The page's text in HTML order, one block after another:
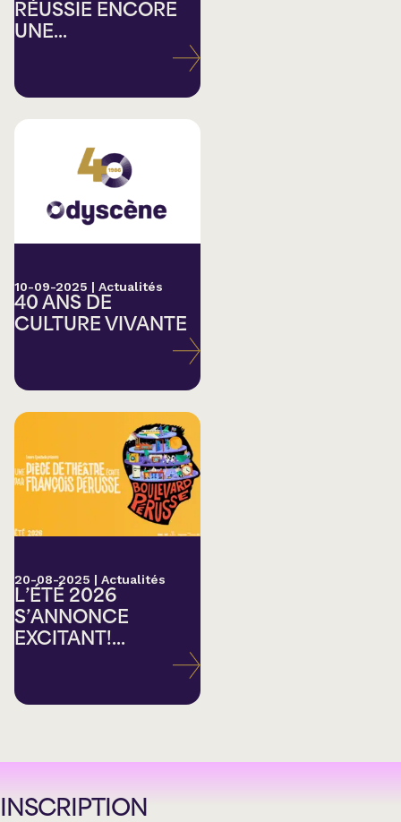
RÉUSSIE ENCORE
UNE...
10-09-2025 | Actualités
40 ANS DE
CULTURE VIVANTE
20-08-2025 | Actualités
L’ÉTÉ 2026
S’ANNONCE
EXCITANT!...
INSCRIPTION